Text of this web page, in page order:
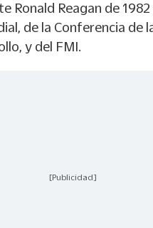
Ronald Reagan de 1982
de la Conferencia de
y del FMI.
[Publicidad]